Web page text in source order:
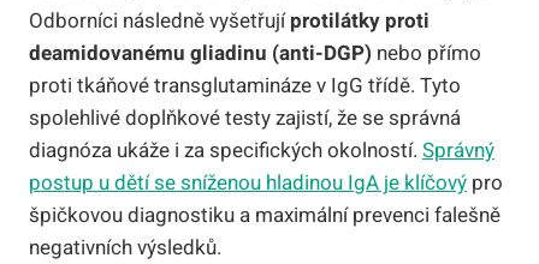
Odborníci následně vyšetřujíprotilátky proti
deamidovanému gliadinu (anti-DGP) nebo přímo
proti tkáňové transglutamináze v IgG třídě. Tyto
spolehlivé doplňkové testy zajistí, že se správná
diagnóza ukáže i za specifických okolností. Správný
postup u dětí se sníženou hladinou IgA je klíčový pro
špičkovou diagnostiku a maximální prevenci falešně
negativních výsledků.